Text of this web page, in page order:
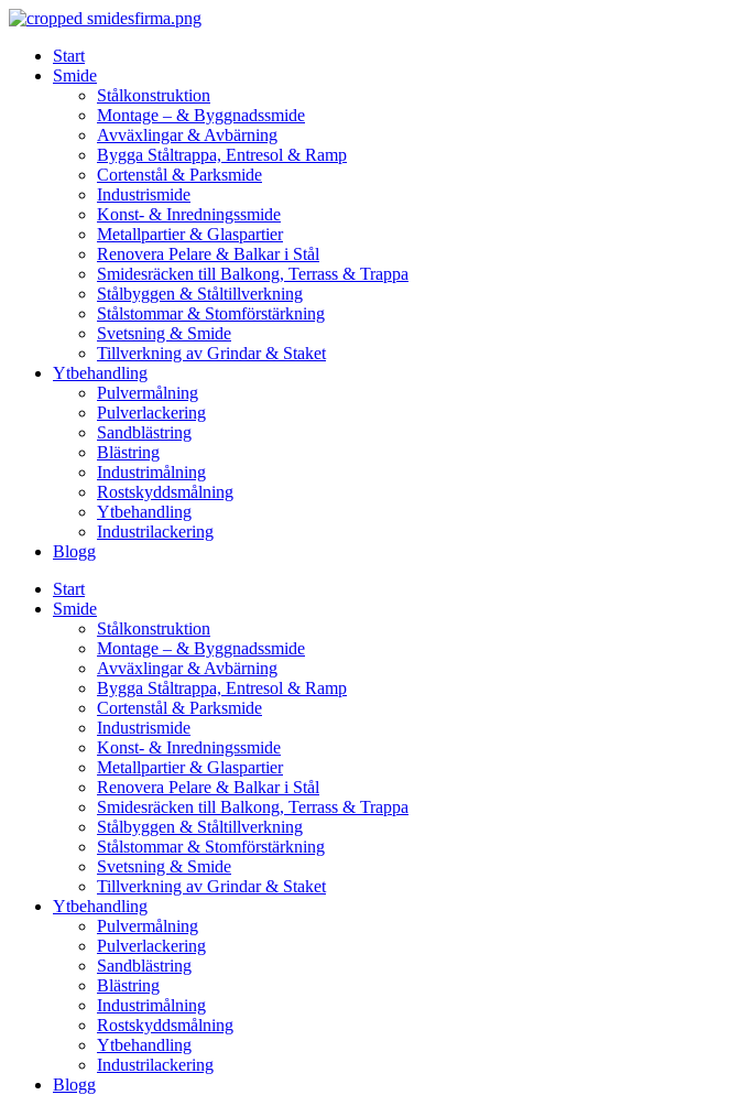
Skip
contentStart
Smide
Stålkonstruktion
Montage – & Byggnadssmide
Avväxlingar & Avbärning
Bygga Ståltrappa, Entresol & Ramp
Cortenstål & Parksmide
Industrismide
Konst- & Inredningssmide
Metallpartier & Glaspartier
Renovera Pelare & Balkar i Stål
Smidesräcken till Balkong, Terrass & Trappa
Stålbyggen & Ståltillverkning
Stålstommar & Stomförstärkning
Svetsning & Smide
Tillverkning av Grindar & Staket
Ytbehandling
Pulvermålning
Pulverlackering
Sandblästring
Blästring
Industrimålning
Rostskyddsmålning
Ytbehandling
Industrilackering
Blogg
Start
Smide
Stålkonstruktion
Montage – & Byggnadssmide
Avväxlingar & Avbärning
Bygga Ståltrappa, Entresol & Ramp
Cortenstål & Parksmide
Industrismide
Konst- & Inredningssmide
Metallpartier & Glaspartier
Renovera Pelare & Balkar i Stål
Smidesräcken till Balkong, Terrass & Trappa
Stålbyggen & Ståltillverkning
Stålstommar & Stomförstärkning
Svetsning & Smide
Tillverkning av Grindar & Staket
Ytbehandling
Pulvermålning
Pulverlackering
Sandblästring
Blästring
Industrimålning
Rostskyddsmålning
Ytbehandling
Industrilackering
Blogg